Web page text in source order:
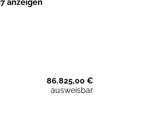
anzeigen
86.825,00 €
ausweisbar